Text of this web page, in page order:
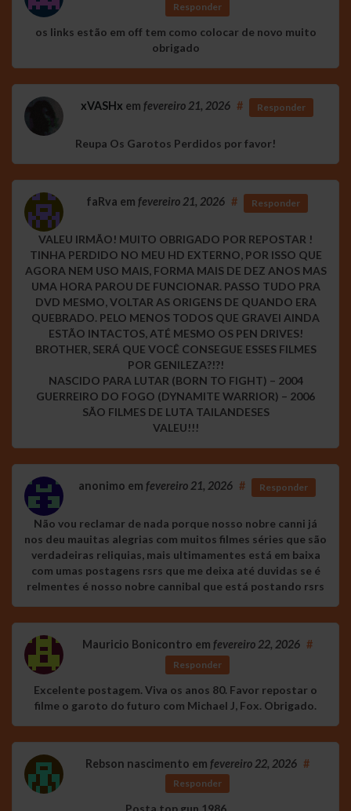
Responder
os links estão em off tem como colocar de novo muito
obrigado
xVASHx em fevereiro 21, 2026 # Responder
Reupa Os Garotos Perdidos por favor!
faRva em fevereiro 21, 2026 # Responder
VALEU IRMÃO! MUITO OBRIGADO POR REPOSTAR !
TINHA PERDIDO NO MEU HD EXTERNO, POR ISSO QUE
AGORA NEM USO MAIS, FORMA MAIS DE DEZ ANOS MAS
UMA HORA PAROU DE FUNCIONAR. PASSO TUDO PRA
DVD MESMO, VOLTAR AS ORIGENS DE QUANDO ERA
QUEBRADO. PELO MENOS TODOS QUE GRAVEI AINDA
ESTÃO INTACTOS, ATÉ MESMO OS PEN DRIVES!
BROTHER, SERÁ QUE VOCÊ CONSEGUE ESSES FILMES
POR GENILEZA?!?!
NASCIDO PARA LUTAR (BORN TO FIGHT) – 2004
GUERREIRO DO FOGO (DYNAMITE WARRIOR) – 2006
SÃO FILMES DE LUTA TAILANDESES
VALEU!!!
anonimo em fevereiro 21, 2026 # Responder
Não vou reclamar de nada porque nosso nobre canni já
nos deu mauitas alegrias com muitos filmes séries que são
verdadeiras reliquias, mais ultimamentes está em baixa
com umas postagens rsrs que me deixa até duvidas se é
relmentes é nosso nobre cannibal que está postando rsrs
Mauricio Bonicontro em fevereiro 22, 2026 #
Responder
Excelente postagem. Viva os anos 80. Favor repostar o
filme o garoto do futuro com Michael J, Fox. Obrigado.
Rebson nascimento em fevereiro 22, 2026 #
Responder
Posta top gun 1986